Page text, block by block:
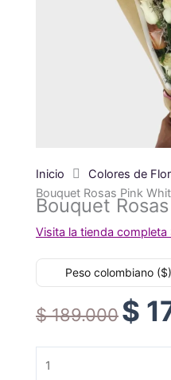
Inicio Colores de
Bouquet Rosas Pink
Bouquet
Visita la tienda completa
Peso colombiano
$189.000
Original
price
$
Bouquet